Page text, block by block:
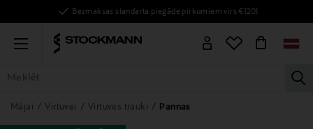
Bezmaksas standarta piegāde pirkumiem virs €120!
Menu
VISAS PRECES SIEVIETĒM VĪRIEŠIEM
Mājai Virtuvei Virtuves trauki Pannas